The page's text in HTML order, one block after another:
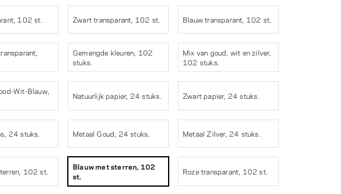
102 st. Zwart transparant, 102 st. Blauw transparant, 102 st.
Gemengde kleuren, 102
stuks.
Mix van goud, wit en zilver,
102 stuks.
Wit-Blauw,
Natuurlijk papier, 24 stuks. Zwart papier, 24 stuks.
24 stuks. Metaal Goud, 24 stuks. Metaal Zilver, 24 stuks.
102 st.
Blauw met sterren, 102
st.
Roze transparant, 102 st.